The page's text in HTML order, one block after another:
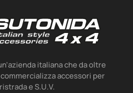
italiana che da oltre
accessori per
e S.U.V.